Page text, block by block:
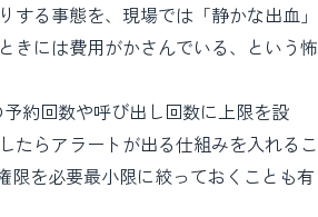
する事態を、現場では「静かな出血」
きには費用がかさんでいる、という怖
約回数や呼び出し回数に上限を設
たらアラートが出る仕組みを入れるこ
限を必要最小限に絞っておくことも有